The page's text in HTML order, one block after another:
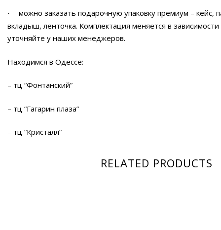
·
можно заказать подарочную упаковку премиум – кейс,
вкладыш, ленточка. Комплектация меняется в
уточняйте у наших менеджеров.
Находимся в Одессе:
– тц “Фонтанский”
– тц “Гагарин плаза”
– тц “Кристалл”
RELATED PRODUCTS